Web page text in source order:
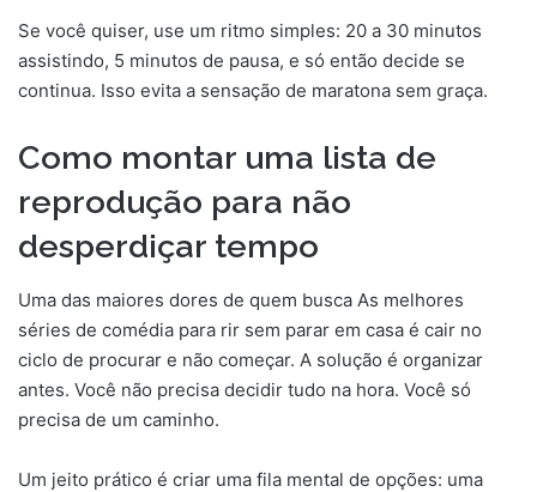
Se você quiser, use um ritmo simples: 20 a 30 minutos
assistindo, 5 minutos de pausa, e só então decide se
continua. Isso evita a sensação de maratona sem graça.
Como montar uma lista de
reprodução para não
desperdiçar tempo
Uma das maiores dores de quem busca As melhores
séries de comédia para rir sem parar em casa é cair no
ciclo de procurar e não começar. A solução é organizar
antes. Você não precisa decidir tudo na hora. Você só
precisa de um caminho.
Um jeito prático é criar uma fila mental de opções: uma